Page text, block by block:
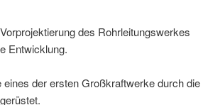
des Rohrleitungswerkes
Entwicklung.
der ersten Großkraftwerke durch die